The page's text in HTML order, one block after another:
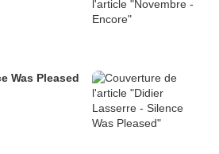
Was Pleased